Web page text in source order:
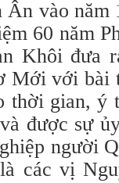
vào năm
60 năm
Khôi đưa
Mới với
thời gian, ý
được sự
người
các vị